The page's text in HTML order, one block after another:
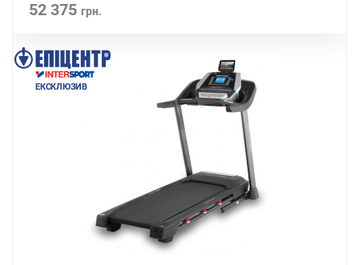
52 375 грн.
ЕКСКЛЮЗИВ